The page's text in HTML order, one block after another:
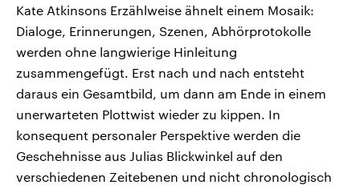
Kate Atkinsons Erzählweise ähnelt einem Mosaik:
Dialoge, Erinnerungen, Szenen, Abhörprotokolle
werden ohne langwierige Hinleitung
zusammengefügt. Erst nach und nach entsteht
daraus ein Gesamtbild, um dann am Ende in einem
unerwarteten Plottwist wieder zu kippen. In
konsequent personaler Perspektive werden die
Geschehnisse aus Julias Blickwinkel auf den
verschiedenen Zeitebenen und nicht chronologisch